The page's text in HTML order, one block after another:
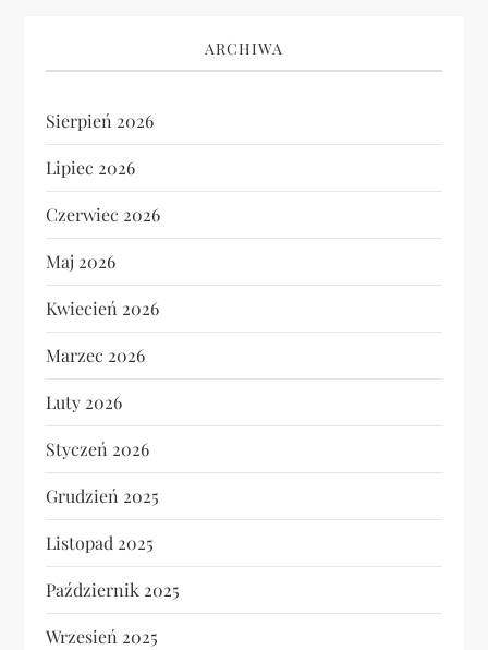
ARCHIWA
Sierpień 2026
Lipiec 2026
Czerwiec 2026
Maj 2026
Kwiecień 2026
Marzec 2026
Luty 2026
Styczeń 2026
Grudzień 2025
Listopad 2025
Październik 2025
Wrzesień 2025